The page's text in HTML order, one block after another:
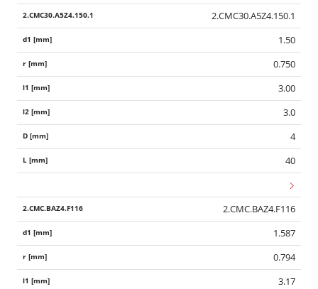
2.CMC30.A5Z4.150.1
1.50
0.750
3.00
3.0
4
40
2.CMC.BAZ4.F116
1.587
0.794
3.17